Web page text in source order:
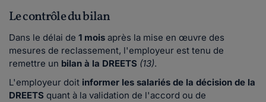
Le contrôle du bilan
Dans le délai de 1 mois après la mise en œuvre des
mesures de reclassement, l'employeur est tenu de
remettre un bilan à la DREETS (13).
L'employeur doit informer les salariés de la décision de la
DREETS quant à la validation de l'accord ou de